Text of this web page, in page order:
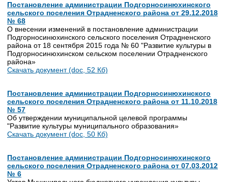
Постановление администрации Подгорносинюхинского
сельского поселения Отрадненского района от 29.12.2018
№ 68
О внесении изменений в постановление администрации
Подгорносинюхинского сельского поселения Отрадненского
района от 18 сентября 2015 года № 60 "Развитие культуры в
Подгорносинюхинском сельском поселении Отрадненского
района»
Скачать документ (doc, 52 Кб)
Постановление администрации Подгорносинюхинского
сельского поселения Отрадненского района от 11.10.2018
№ 57
Об утверждении муниципальной целевой программы
"Развитие культуры муниципального образования»
Скачать документ (doc, 50 Кб)
Постановление администрации Подгорносинюхинского
сельского поселения Отрадненского района от 07.03.2012
№ 6